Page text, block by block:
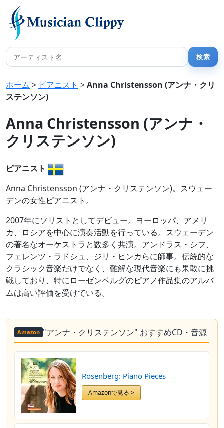
ホーム > ピアニスト >Anna Christensson (アンナ・クリ
ステンソン)
Anna Christensson (アンナ・
クリステンソン)
ピアニスト
Anna Christensson (アンナ・クリステンソン)。スウェー
デンの女性ピアニスト。
2007年にソリストとしてデビュー。ヨーロッパ、アメリ
カ、ロシアを中心に演奏活動を行っている。スウェーデン
の著名なオーケストラと数多く共演。アンドラス・シフ、
フェレンツ・ラドシュ、ジリ・ヒンカらに師事。伝統的な
クラシック音楽だけでなく、難解な現代音楽にも果敢に挑
戦しており、特にローゼンベルグのピアノ作品集のアルバ
ムは高い評価を受けている。
Amazon "アンナ・クリステンソン" おすすめCD・音源
Rosenberg: Piano Pieces
Amazonで見る >